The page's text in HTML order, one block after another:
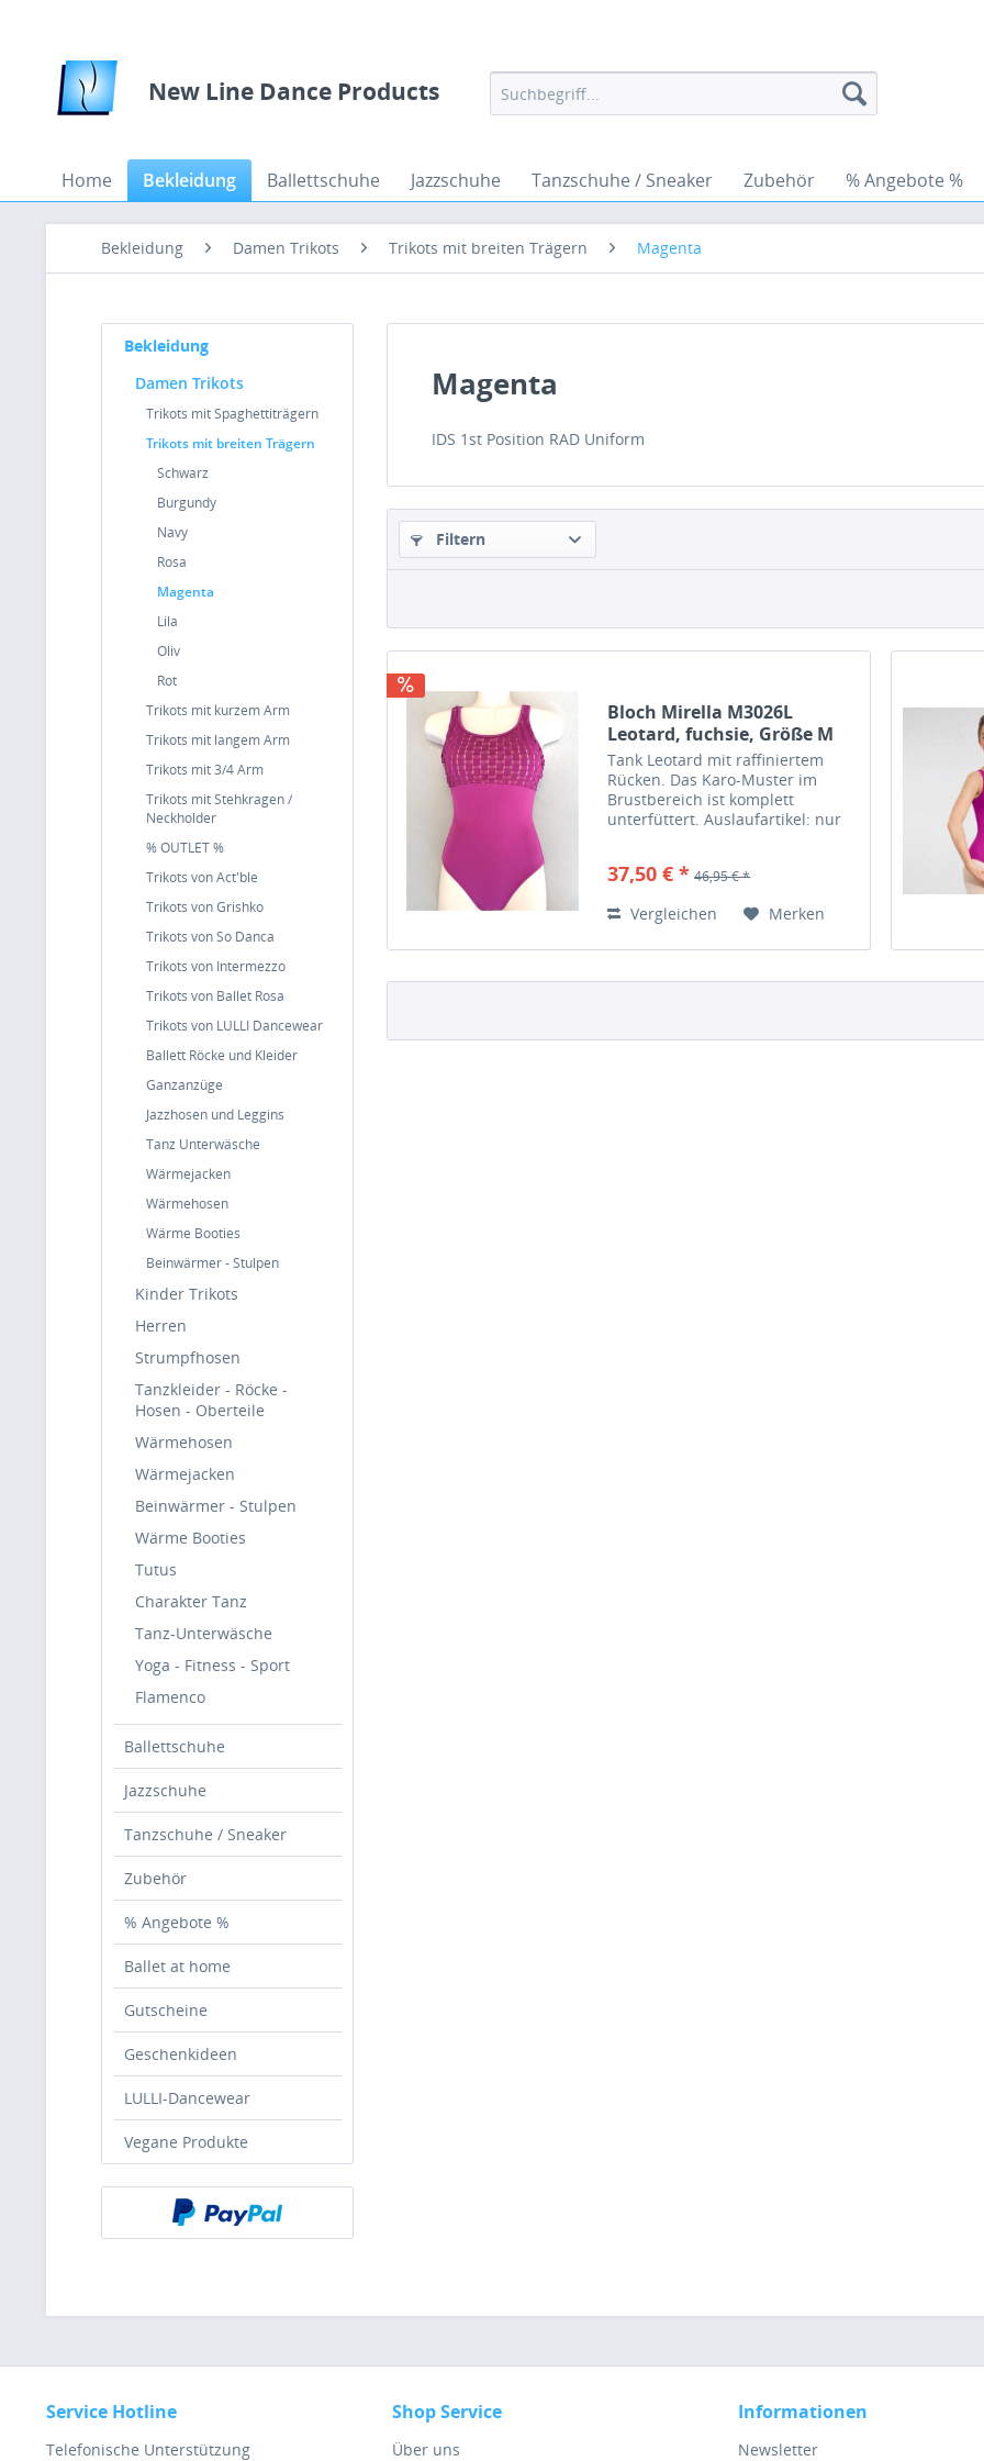
New Line Dance Products
Home Bekleidung Ballettschuhe Jazzschuhe Tanzschuhe / Sneaker Zubehör % Angebote %
Bekleidung Damen Trikots Trikots mit breiten Trägern Magenta
Bekleidung
Damen Trikots
Trikots mit Spaghettiträgern
Trikots mit breiten Trägern
Schwarz
Burgundy
Navy
Rosa
Magenta
Lila
Oliv
Rot
Trikots mit kurzem Arm
Trikots mit langem Arm
Trikots mit 3/4 Arm
Trikots mit Stehkragen /
Neckholder
% OUTLET %
Trikots von Act'ble
Trikots von Grishko
Trikots von So Danca
Trikots von Intermezzo
Trikots von Ballet Rosa
Trikots von LULLI Dancewear
Ballett Röcke und Kleider
Ganzanzüge
Jazzhosen und Leggins
Tanz Unterwäsche
Wärmejacken
Wärmehosen
Wärme Booties
Beinwärmer - Stulpen
Kinder Trikots
Herren
Strumpfhosen
Tanzkleider - Röcke -
Hosen - Oberteile
Wärmehosen
Wärmejacken
Beinwärmer - Stulpen
Wärme Booties
Tutus
Charakter Tanz
Tanz-Unterwäsche
Yoga - Fitness - Sport
Flamenco
Ballettschuhe
Jazzschuhe
Tanzschuhe / Sneaker
Zubehör
% Angebote %
Ballet at home
Gutscheine
Geschenkideen
LULLI-Dancewear
Vegane Produkte
Magenta
IDS 1st Position RAD Uniform
Filtern
Bloch Mirella M3026L
Leotard, fuchsie, Größe M
Tank Leotard mit raffiniertem
Rücken. Das Karo-Muster im
Brustbereich ist komplett
unterfüttert. Auslaufartikel: nur
Mirelladance.com
37,50 € * 46,95 € *
Vergleichen Merken
Service Hotline
Telefonische Unterstützung
Shop Service
Über uns
Informationen
Newsletter